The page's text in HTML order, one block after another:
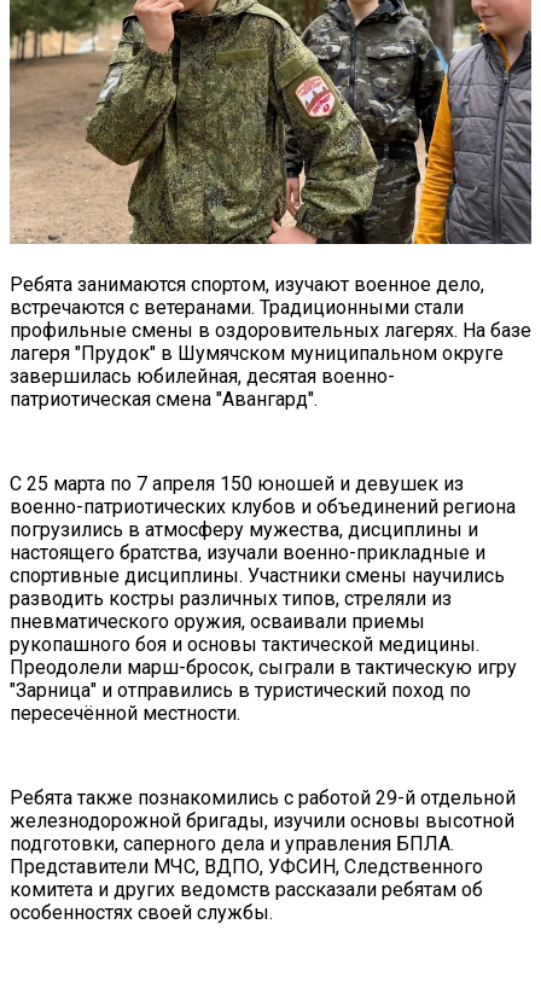
Ребята занимаются спортом, изучают военное дело,
встречаются с ветеранами. Традиционными стали
профильные смены в оздоровительных лагерях. На базе
лагеря "Прудок" в Шумячском муниципальном округе
завершилась юбилейная, десятая военно-
патриотическая смена "Авангард".
С 25 марта по 7 апреля 150 юношей и девушек из
военно-патриотических клубов и объединений региона
погрузились в атмосферу мужества, дисциплины и
настоящего братства, изучали военно-прикладные и
спортивные дисциплины. Участники смены научились
разводить костры различных типов, стреляли из
пневматического оружия, осваивали приемы
рукопашного боя и основы тактической медицины.
Преодолели марш-бросок, сыграли в тактическую игру
"Зарница" и отправились в туристический поход по
пересечённой местности.
Ребята также познакомились с работой 29-й отдельной
железнодорожной бригады, изучили основы высотной
подготовки, саперного дела и управления БПЛА.
Представители МЧС, ВДПО, УФСИН, Следственного
комитета и других ведомств рассказали ребятам об
особенностях своей службы.